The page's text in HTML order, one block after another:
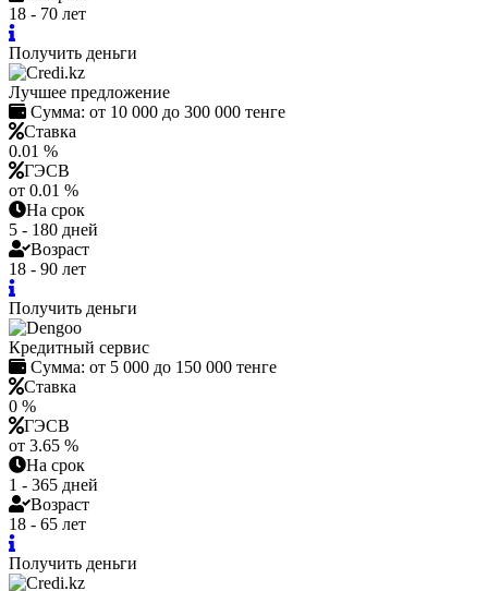
18 - 70 лет
Получить деньги
Лучшее предложение
Сумма: от 10 000 до 300 000 тенге
Ставка
0.01 %
ГЭСВ
от 0.01 %
На срок
5 - 180 дней
Возраст
18 - 90 лет
Получить деньги
Кредитный сервис
Сумма: от 5 000 до 150 000 тенге
Ставка
0 %
ГЭСВ
от 3.65 %
На срок
1 - 365 дней
Возраст
18 - 65 лет
Получить деньги